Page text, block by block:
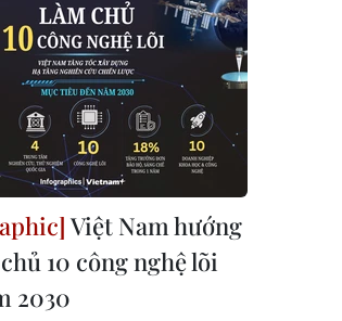
Việt Nam hướng
10 công nghệ lõi
2030